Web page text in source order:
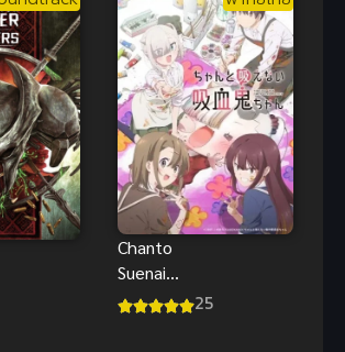
Chanto
Suenai
Kyuuketsuki
25